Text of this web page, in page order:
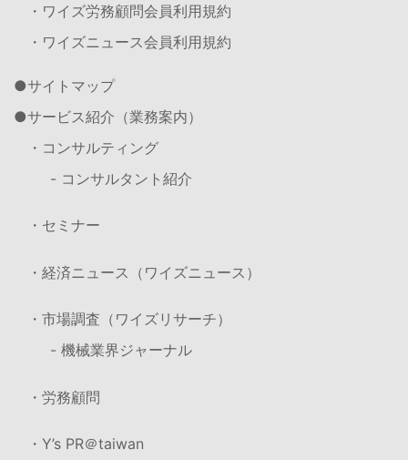
・ワイズ労務顧問会員利用規約
・ワイズニュース会員利用規約
サイトマップ
サービス紹介（業務案内）
・コンサルティング
- コンサルタント紹介
・セミナー
・経済ニュース（ワイズニュース）
・市場調査（ワイズリサーチ）
- 機械業界ジャーナル
・労務顧問
・Y’s PR＠taiwan